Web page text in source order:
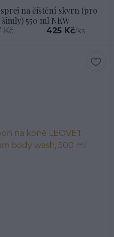
na čištění skvrn (pro
šimly) 550 ml NEW
Kč 425 Kč/ks